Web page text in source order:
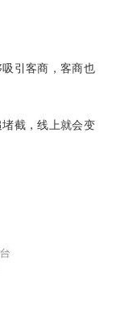
引客商，客商也
截，线上就会变